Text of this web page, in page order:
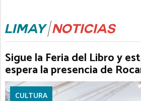
Sigue la Feria del Libro y
espera la presencia de
CULTURA